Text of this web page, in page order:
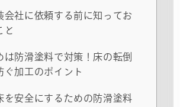
会社に依頼する前に知ってお
と
は防滑塗料で対策！床の転倒
ぐ加工のポイント
を安全にするための防滑塗料